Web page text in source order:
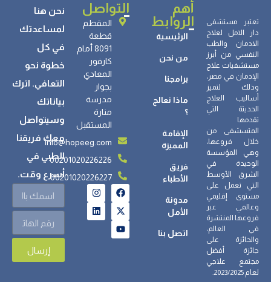
تعتبر مستشفى
دار الامل لعلاج
الادمان والطب
النفسي من أبرز
مستشفيات علاج
الإدمان في مصر،
وذلك لتميز
أساليب العلاج
الحديثة التي
تقدمها
المتسشفى من
خلال فروعها،
وهي المؤسسة
الوحيدة في
الشرق الأوسط
التي تعمل على
مستوى إقليمي
وعالمي عبر
فروعها المنتشرة
في العالم،
والحائزة على
جائزة أفضل
مجتمع علاجي
لعام 2023/2025.
أهم
الروابط
الرئيسية
من نحن
برامجنا
ماذا نعالج
؟
الإقامة
المميزة
فريق
الأطباء
مدونة
الأمل
اتصل بنا
التواصل
المقطم
قطعة
8091 أمام
كارفور
المعادي
بجوار
مدرسة
منارة
المستقبل
info@hopeeg.com
00201020226226
00201020226227
نحن هنا
لمساعدتك
في كل
خطوة نحو
التعافي. اترك
بياناتك
وسيتواصل
معك فريقنا
الطبي في
أسرع وقت.
إرسال